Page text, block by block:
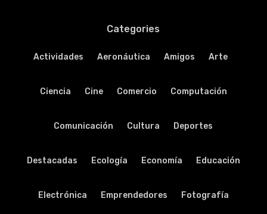
Categories
Actividades Aeronáutica Amigos Arte
Ciencia Cine Comercio Computación
Comunicación Cultura Deportes
Destacadas Ecología Economía Educación
Electrónica Emprendedores Fotografía